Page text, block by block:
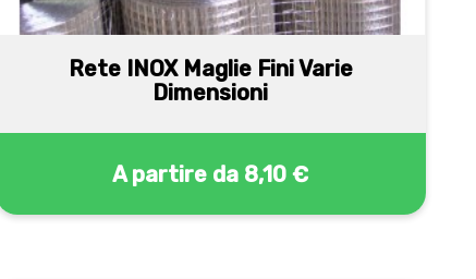
Rete INOX Maglie Fini Varie
Dimensioni
A partire da 8,10 €